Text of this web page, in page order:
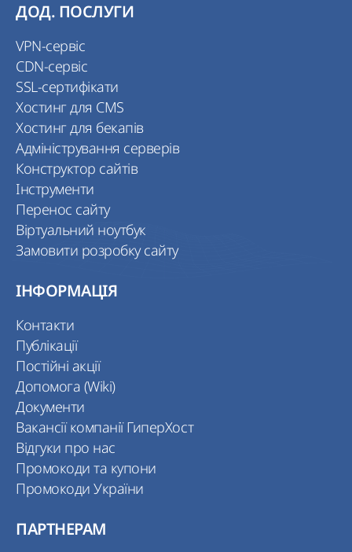
ДОД. ПОСЛУГИ
VPN-сервіс
CDN-сервіс
SSL-сертифікати
Хостинг для CMS
Хостинг для бекапів
Адміністрування серверів
Конструктор сайтів
Інструменти
Перенос сайту
Віртуальний ноутбук
Замовити розробку сайту
ІНФОРМАЦІЯ
Контакти
Публікації
Постійні акції
Допомога (Wiki)
Документи
Вакансії компанії ГиперХост
Відгуки про нас
Промокоди та купони
Промокоди України
ПАРТНЕРАМ